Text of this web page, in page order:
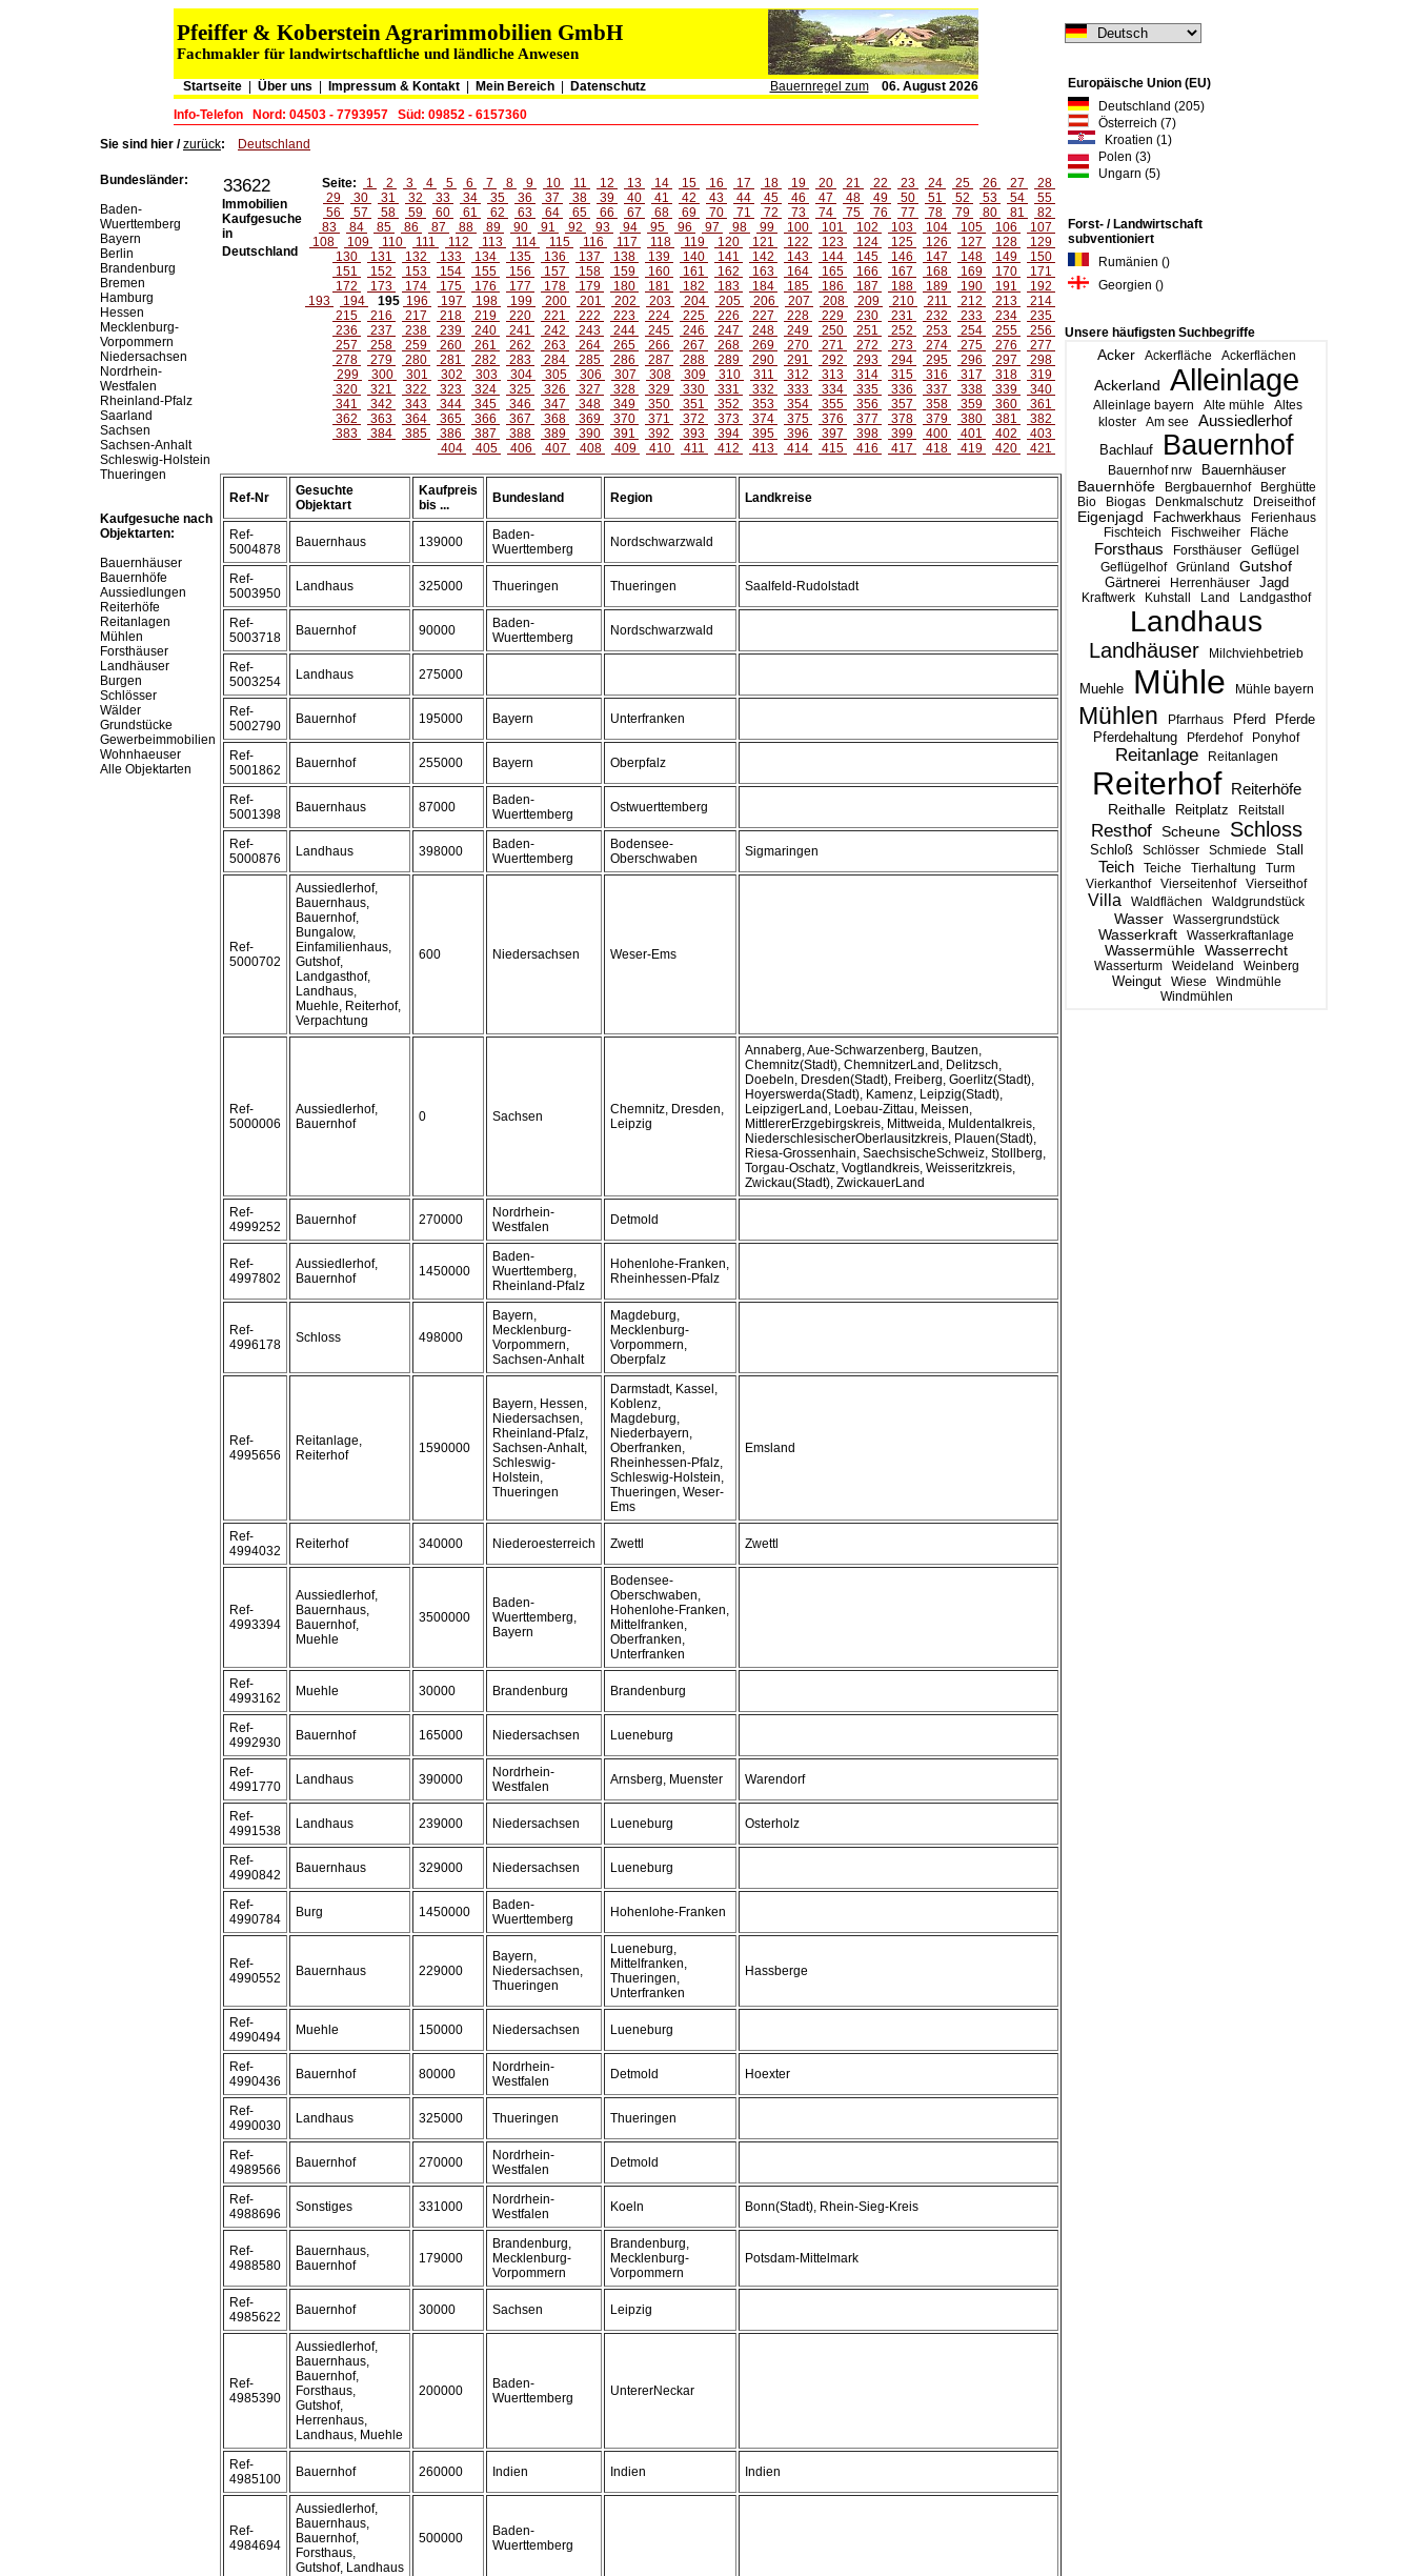
Pfeiffer & Koberstein Agrarimmobilien GmbH
Fachmakler für landwirtschaftliche und ländliche Anwesen
Startseite| Über uns Impressum & Kontakt| Mein Bereich Datenschutz Bauernregel zum
06. August 2026
Info-Telefon
Nord: 04503 - 7793957 Süd: 09852 - 6157360
Europäische Union (EU)
Deutschland (205)
Österreich (7)
Kroatien (1)
Polen (3)
Ungarn (5)
Forst- / Landwirtschaft
subventioniert
Rumänien ()
Georgien ()
Unsere häufigsten Suchbegriffe
Acker Ackerfläche Ackerflächen
Ackerland Alleinlage
Alleinlage bayern Alte mühle
Altes
kloster
Am see Aussiedlerhof
Bachlauf Bauernhof
Bauernhof nrw Bauernhäuser
Bauernhöfe Bergbauernhof
Berghütte
Bio
Biogas Denkmalschutz Dreiseithof
Eigenjagd Fachwerkhaus
Ferienhaus
Fischteich
Fischweiher Fläche
Forsthaus Forsthäuser
Geflügel
Geflügelhof
Grünland
Gutshof
Gärtnerei
Herrenhäuser Jagd
Kraftwerk Kuhstall Land Landgasthof
Landhaus
Landhäuser Milchviehbetrieb
Muehle Mühle Mühle bayern
Mühlen Pfarrhaus Pferd Pferde
Pferdehaltung Pferdehof Ponyhof
Reitanlage Reitanlagen
Reiterhof Reiterhöfe
Reithalle Reitplatz Reitstall
Resthof Scheune Schloss
Schloß Schlösser Schmiede Stall
Teich Teiche Tierhaltung
Turm
Vierkanthof
Vierseitenhof Vierseithof
Villa Waldflächen Waldgrundstück
Wasser Wassergrundstück
Wasserkraft Wasserkraftanlage
Wassermühle Wasserrecht
Wasserturm Weideland Weinberg
Weingut Wiese
Windmühle
Windmühlen
Sie sind hier /zurück: Deutschland
Bundesländer:
Baden-
Wuerttemberg
Bayern
Berlin
Brandenburg
Bremen
Hamburg
Hessen
Mecklenburg-
Vorpommern
Niedersachsen
Nordrhein-
Westfalen
Rheinland-Pfalz
Saarland
Sachsen
Sachsen-Anhalt
Schleswig-Holstein
Thueringen
Kaufgesuche nach
Objektarten:
Bauernhäuser
Bauernhöfe
Aussiedlungen
Reiterhöfe
Reitanlagen
Mühlen
Forsthäuser
Landhäuser
Burgen
Schlösser
Wälder
Grundstücke
Gewerbeimmobilien
Wohnhaeuser
Alle Objektarten
33622
Immobilien
Kaufgesuche
in
Deutschland
Seite: 1 2 3 4 5 6 7 8 9 10 11 12 13 14 15 16 17 18 19 20 21 22 23 24 25 26 27
28
29
30 31 32 33 34 35 36 37 38 39 40 41 42 43 44 45 46 47 48 49 50 51 52 53 54
55
56
57 58 59 60 61 62 63 64 65 66 67 68 69 70 71 72 73 74 75 76 77 78 79 80 81
82
83
84 85 86 87 88 89 90 91 92 93 94 95 96 97 98 99 100 101 102 103 104 105 106
107
108
109 110 111 112 113 114 115 116 117 118 119 120 121 122 123 124 125 126 127 128
129
130
131 132 133 134 135 136 137 138 139 140 141 142 143 144 145 146 147 148 149
150
151
152 153 154 155 156 157 158 159 160 161 162 163 164 165 166 167 168 169 170
171
172
173 174 175 176 177 178 179 180 181 182 183 184 185 186 187 188 189 190 191
192
193
194 195 196 197 198 199 200 201 202 203 204 205 206 207 208 209 210 211 212 213
214
215
216 217 218 219 220 221 222 223 224 225 226 227 228 229 230 231 232 233 234
235
236
237 238 239 240 241 242 243 244 245 246 247 248 249 250 251 252 253 254 255
256
257
258 259 260 261 262 263 264 265 266 267 268 269 270 271 272 273 274 275 276
277
278
279 280 281 282 283 284 285 286 287 288 289 290 291 292 293 294 295 296 297
298
299
300 301 302 303 304 305 306 307 308 309 310 311 312 313 314 315 316 317 318
319
320
321 322 323 324 325 326 327 328 329 330 331 332 333 334 335 336 337 338 339
340
341
342 343 344 345 346 347 348 349 350 351 352 353 354 355 356 357 358 359 360
361
362
363 364 365 366 367 368 369 370 371 372 373 374 375 376 377 378 379 380 381
382
383
384 385 386 387 388 389 390 391 392 393 394 395 396 397 398 399 400 401 402
403
404
405 406 407 408 409 410 411 412 413 414 415 416 417 418 419 420 421
Ref-Nr
Gesuchte
Objektart
Kaufpreis
bis ...
Bundesland Region Landkreise
Ref-
5004878
Bauernhaus 139000
Baden-
Wuerttemberg
Nordschwarzwald
Ref-
5003950
Landhaus 325000 Thueringen Thueringen Saalfeld-Rudolstadt
Ref-
5003718
Bauernhof 90000
Baden-
Wuerttemberg
Nordschwarzwald
Ref-
5003254
Landhaus 275000
Ref-
5002790
Bauernhof 195000 Bayern Unterfranken
Ref-
5001862
Bauernhof 255000 Bayern Oberpfalz
Ref-
5001398
Bauernhaus 87000
Baden-
Wuerttemberg
Ostwuerttemberg
Ref-
5000876
Landhaus 398000
Baden-
Wuerttemberg
Bodensee-
Oberschwaben
Sigmaringen
Ref-
5000702
Aussiedlerhof,
Bauernhaus,
Bauernhof,
Bungalow,
Einfamilienhaus,
Gutshof,
Landgasthof,
Landhaus,
Muehle, Reiterhof,
Verpachtung
600 Niedersachsen Weser-Ems
Ref-
5000006
Aussiedlerhof,
Bauernhof
0 Sachsen
Chemnitz, Dresden,
Leipzig
Annaberg, Aue-Schwarzenberg, Bautzen,
Chemnitz(Stadt), ChemnitzerLand, Delitzsch,
Doebeln, Dresden(Stadt), Freiberg, Goerlitz(Stadt),
Hoyerswerda(Stadt), Kamenz, Leipzig(Stadt),
LeipzigerLand, Loebau-Zittau, Meissen,
MittlererErzgebirgskreis, Mittweida, Muldentalkreis,
NiederschlesischerOberlausitzkreis, Plauen(Stadt),
Riesa-Grossenhain, SaechsischeSchweiz, Stollberg,
Torgau-Oschatz, Vogtlandkreis, Weisseritzkreis,
Zwickau(Stadt), ZwickauerLand
Ref-
4999252
Bauernhof 270000
Nordrhein-
Westfalen
Detmold
Ref-
4997802
Aussiedlerhof,
Bauernhof
1450000
Baden-
Wuerttemberg,
Rheinland-Pfalz
Hohenlohe-Franken,
Rheinhessen-Pfalz
Ref-
4996178
Schloss 498000
Bayern,
Mecklenburg-
Vorpommern,
Sachsen-Anhalt
Magdeburg,
Mecklenburg-
Vorpommern,
Oberpfalz
Ref-
4995656
Reitanlage,
Reiterhof
1590000
Bayern, Hessen,
Niedersachsen,
Rheinland-Pfalz,
Sachsen-Anhalt,
Schleswig-
Holstein,
Thueringen
Darmstadt, Kassel,
Koblenz,
Magdeburg,
Niederbayern,
Oberfranken,
Rheinhessen-Pfalz,
Schleswig-Holstein,
Thueringen, Weser-
Ems
Emsland
Ref-
4994032
Reiterhof 340000 Niederoesterreich Zwettl Zwettl
Ref-
4993394
Aussiedlerhof,
Bauernhaus,
Bauernhof,
Muehle
3500000
Baden-
Wuerttemberg,
Bayern
Bodensee-
Oberschwaben,
Hohenlohe-Franken,
Mittelfranken,
Oberfranken,
Unterfranken
Ref-
4993162
Muehle 30000 Brandenburg Brandenburg
Ref-
4992930
Bauernhof 165000 Niedersachsen Lueneburg
Ref-
4991770
Landhaus 390000
Nordrhein-
Westfalen
Arnsberg, Muenster Warendorf
Ref-
4991538
Landhaus 239000 Niedersachsen Lueneburg Osterholz
Ref-
4990842
Bauernhaus 329000 Niedersachsen Lueneburg
Ref-
4990784
Burg 1450000
Baden-
Wuerttemberg
Hohenlohe-Franken
Ref-
4990552
Bauernhaus 229000
Bayern,
Niedersachsen,
Thueringen
Lueneburg,
Mittelfranken,
Thueringen,
Unterfranken
Hassberge
Ref-
4990494
Muehle 150000 Niedersachsen Lueneburg
Ref-
4990436
Bauernhof 80000
Nordrhein-
Westfalen
Detmold Hoexter
Ref-
4990030
Landhaus 325000 Thueringen Thueringen
Ref-
4989566
Bauernhof 270000
Nordrhein-
Westfalen
Detmold
Ref-
4988696
Sonstiges 331000
Nordrhein-
Westfalen
Koeln Bonn(Stadt), Rhein-Sieg-Kreis
Ref-
4988580
Bauernhaus,
Bauernhof
179000
Brandenburg,
Mecklenburg-
Vorpommern
Brandenburg,
Mecklenburg-
Vorpommern
Potsdam-Mittelmark
Ref-
4985622
Bauernhof 30000 Sachsen Leipzig
Ref-
4985390
Aussiedlerhof,
Bauernhaus,
Bauernhof,
Forsthaus,
Gutshof,
Herrenhaus,
Landhaus, Muehle
200000
Baden-
Wuerttemberg
UntererNeckar
Ref-
4985100
Bauernhof 260000 Indien Indien Indien
Ref-
4984694
Aussiedlerhof,
Bauernhaus,
Bauernhof,
Forsthaus,
Gutshof, Landhaus
500000
Baden-
Wuerttemberg